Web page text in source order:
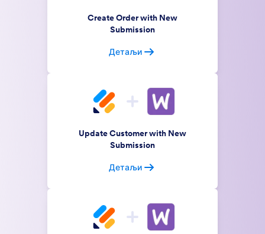
Create Order with New
Submission
Детаљи
Update Customer with New
Submission
Детаљи